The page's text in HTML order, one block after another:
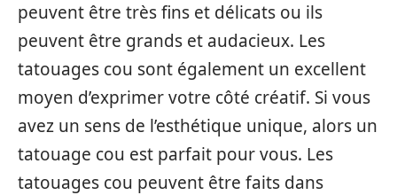
peuvent être très fins et délicats ou ils
peuvent être grands et audacieux. Les
tatouages cou sont également un excellent
moyen d’exprimer votre côté créatif. Si vous
avez un sens de l’esthétique unique, alors un
tatouage cou est parfait pour vous. Les
tatouages cou peuvent être faits dans